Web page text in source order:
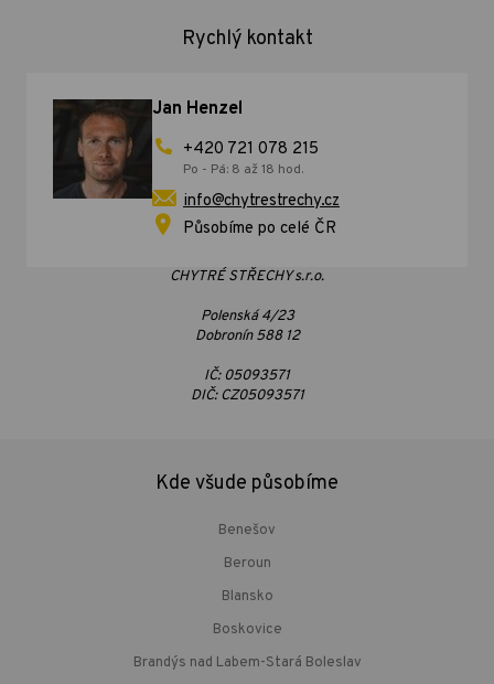
Rychlý kontakt
Jan Henzel
+420 721 078 215
Po - Pá: 8 až 18 hod.
info@chytrestrechy.cz
Působíme po celé ČR
CHYTRÉ STŘECHY s.r.o.
Polenská 4/23
Dobronín 588 12
IČ: 05093571
DIČ: CZ05093571
Kde všude působíme
Benešov
Beroun
Blansko
Boskovice
Brandýs nad Labem-Stará Boleslav